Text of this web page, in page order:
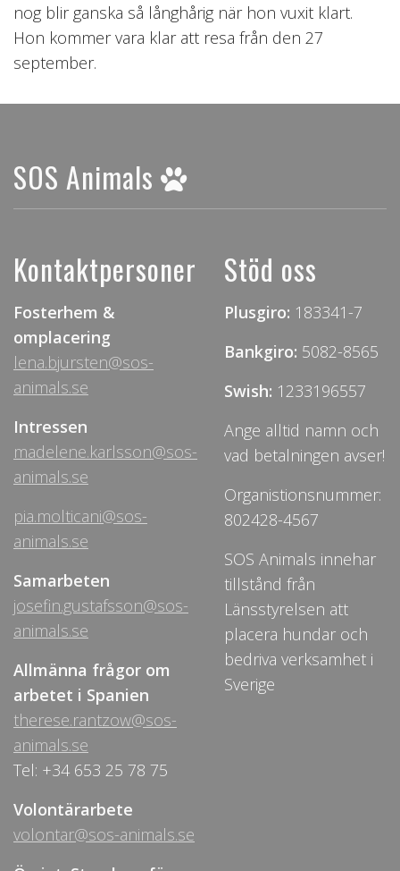
nog blir ganska så långhårig när hon vuxit klart.
Hon kommer vara klar att resa från den 27
september.
SOS Animals
Kontaktpersoner
Fosterhem &
omplacering
lena.bjursten@sos-
animals.se
Intressen
madelene.karlsson@sos-
animals.se
pia.molticani@sos-
animals.se
Samarbeten
josefin.gustafsson@sos-
animals.se
Allmänna frågor om
arbetet i Spanien
therese.rantzow@sos-
animals.se
Tel: +34 653 25 78 75
Volontärarbete
volontar@sos-animals.se
Stöd oss
Plusgiro: 183341-7
Bankgiro: 5082-8565
Swish: 1233196557
Ange alltid namn och
vad betalningen avser!
Organistionsnummer:
802428-4567
SOS Animals innehar
tillstånd från
Länsstyrelsen att
placera hundar och
bedriva verksamhet i
Sverige